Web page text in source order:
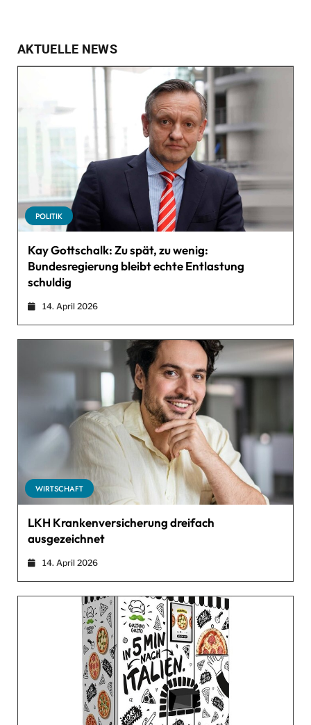
AKTUELLE NEWS
POLITIK
Kay Gottschalk: Zu spät, zu wenig:
Bundesregierung bleibt echte Entlastung
schuldig
14. April 2026
WIRTSCHAFT
LKH Krankenversicherung dreifach
ausgezeichnet
14. April 2026